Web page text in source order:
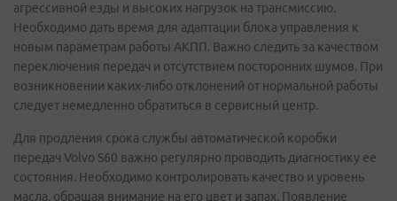
агрессивной езды и высоких нагрузок на трансмиссию.
Необходимо дать время для адаптации блока управления к
новым параметрам работы АКПП. Важно следить за качеством
переключения передач и отсутствием посторонних шумов. При
возникновении каких-либо отклонений от нормальной работы
следует немедленно обратиться в сервисный центр.
Для продления срока службы автоматической коробки
передач Volvo S60 важно регулярно проводить диагностику ее
состояния. Необходимо контролировать качество и уровень
масла, обращая внимание на его цвет и запах. Появление